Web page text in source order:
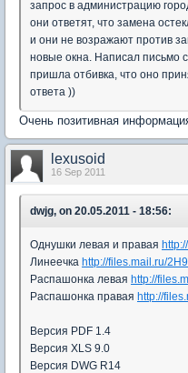
запрос в администрацию
они ответят, что замена
и они не возражают против
новые окна. Написал письмо
пришла отбивка, что оно
ответа ))
Очень позитивная
lexusoid
16 Sep 2011
dwjg, on 20.05.2011 - 18:56:
Однушки левая и правая
Линеечка http://files.mail.ru/
Распашонка левая http://
Распашонка правая http://
Версия PDF 1.4
Версия XLS 9.0
Версия DWG R14